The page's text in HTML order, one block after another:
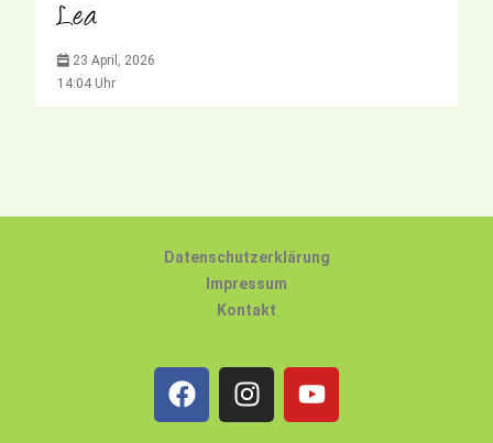
Lea
23 April, 2026
14:04 Uhr
Datenschutzerklärung
Impressum
Kontakt